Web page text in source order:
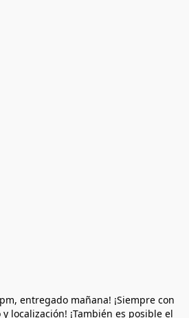
entregado mañana! ¡Siempre con
localización! ¡También es posible el